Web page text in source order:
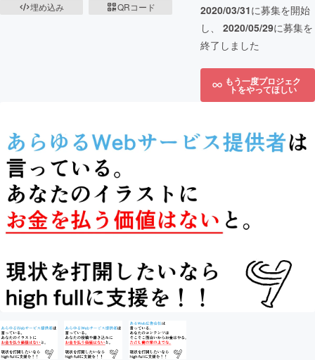
埋め込み
QRコード
2020/03/31に募集を開始
し、 2020/05/29に募集を
終了しました
もう一度プロジェク
トをやってほしい